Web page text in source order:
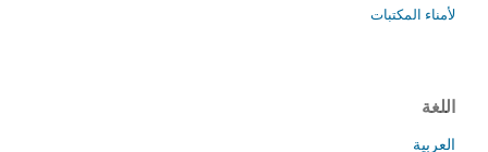
لأمناء المكتبات
اللغة
العربية